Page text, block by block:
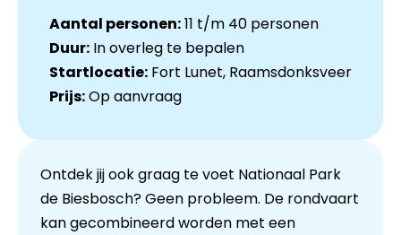
Aantal personen:11 t/m 40 personen
Duur: In overleg te bepalen
Startlocatie: Fort Lunet, Raamsdonksveer
Prijs:Op aanvraag
Ontdek jij ook graag te voet Nationaal Park
de Biesbosch? Geen probleem. De rondvaart
kan gecombineerd worden met een